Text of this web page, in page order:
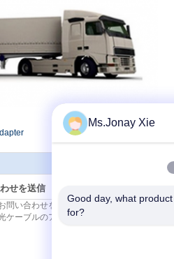
せを送信
Ms.Jonay Xie
Good day, what
for?